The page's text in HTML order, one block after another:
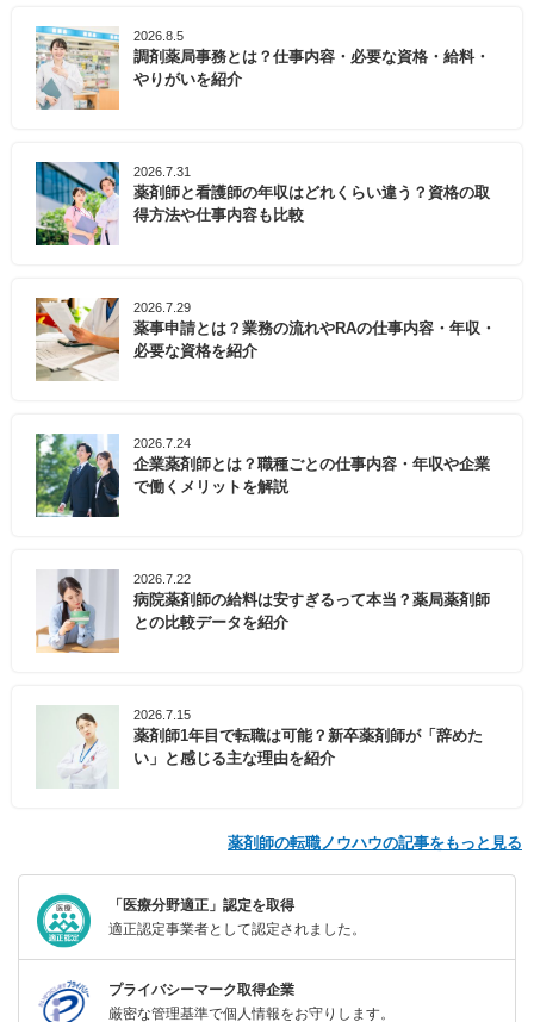
2026.8.5
調剤薬局事務とは？仕事内容・必要な資格・給料・
やりがいを紹介
2026.7.31
薬剤師と看護師の年収はどれくらい違う？資格の取
得方法や仕事内容も比較
2026.7.29
薬事申請とは？業務の流れやRAの仕事内容・年収・
必要な資格を紹介
2026.7.24
企業薬剤師とは？職種ごとの仕事内容・年収や企業
で働くメリットを解説
2026.7.22
病院薬剤師の給料は安すぎるって本当？薬局薬剤師
との比較データを紹介
2026.7.15
薬剤師1年目で転職は可能？新卒薬剤師が「辞めた
い」と感じる主な理由を紹介
薬剤師の転職ノウハウの記事をもっと見る
「医療分野適正」認定を取得
適正認定事業者として認定されました。
プライバシーマーク取得企業
厳密な管理基準で個人情報をお守りします。